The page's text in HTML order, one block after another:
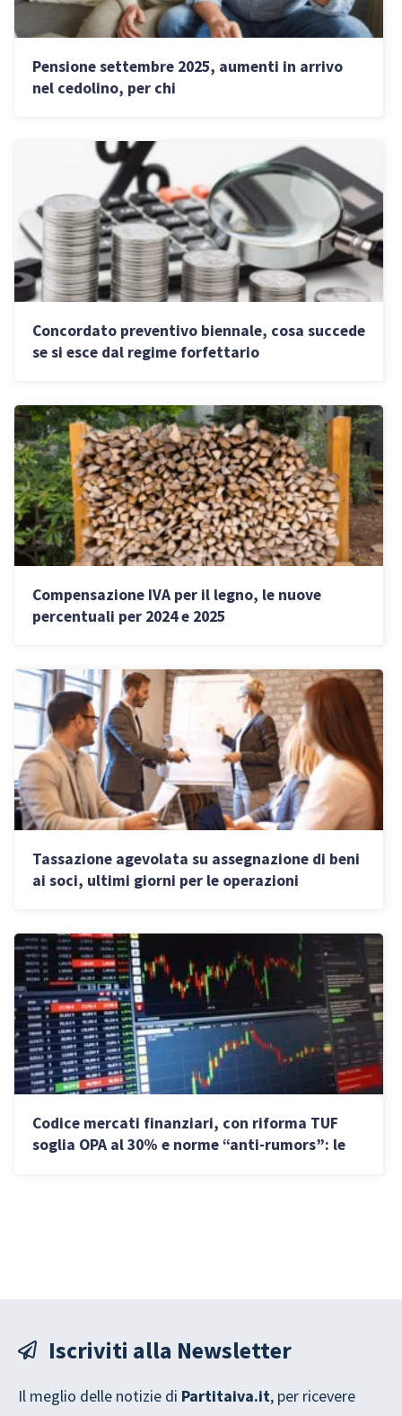
Pensione settembre 2025, aumenti in arrivo
nel cedolino, per chi
Concordato preventivo biennale, cosa succede
se si esce dal regime forfettario
Compensazione IVA per il legno, le nuove
percentuali per 2024 e 2025
Tassazione agevolata su assegnazione di beni
ai soci, ultimi giorni per le operazioni
Codice mercati finanziari, con riforma TUF
soglia OPA al 30% e norme “anti-rumors”: le
Iscriviti alla Newsletter
Il meglio delle notizie di Partitaiva.it, per ricevere